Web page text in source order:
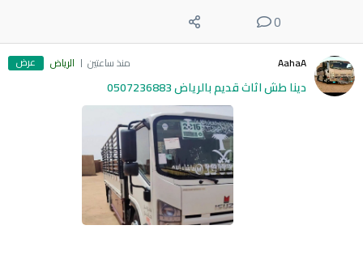
0
AahaA منذ ساعتين الرياض عرض
دينا طش اثاث قديم بالرياض 0507236883